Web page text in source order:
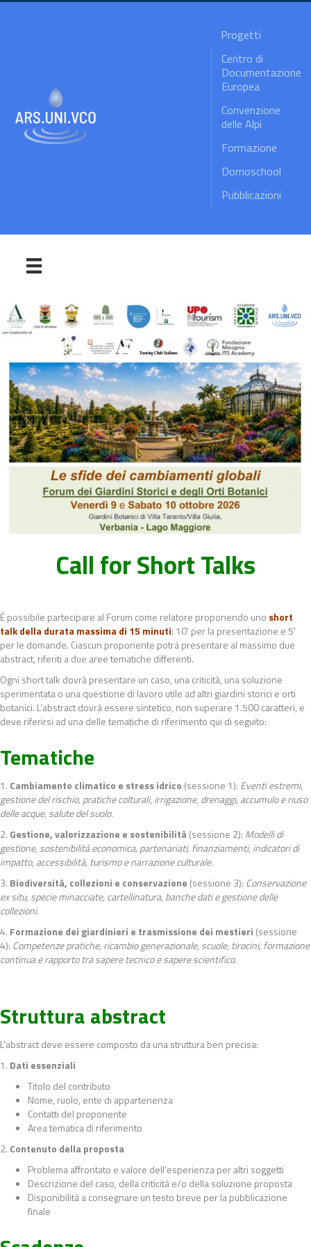
Progetti
Centro di
Documentazione
Europea
Convenzione
delle Alpi
Formazione
Domoschool
Pubblicazioni
Call for Short Talks
È possibile partecipare al Forum come relatore proponendo uno short
talk della durata massima di 15 minuti: 10' per la presentazione e 5'
per le domande. Ciascun proponente potrà presentare al massimo due
abstract, riferiti a due aree tematiche differenti.
Ogni short talk dovrà presentare un caso, una criticità, una soluzione
sperimentata o una questione di lavoro utile ad altri giardini storici e orti
botanici. L’abstract dovrà essere sintetico, non superare 1.500 caratteri, e
deve riferirsi ad una delle tematiche di riferimento qui di seguito:
Tematiche
1. Cambiamento climatico e stress idrico (sessione 1): Eventi estremi,
gestione del rischio, pratiche colturali, irrigazione, drenaggi, accumulo e riuso
delle acque, salute del suolo.
2. Gestione, valorizzazione e sostenibilità(sessione 2): Modelli di
gestione, sostenibilità economica, partenariati, finanziamenti, indicatori di
impatto, accessibilità, turismo e narrazione culturale.
3. Biodiversità, collezioni e conservazione (sessione 3): Conservazione
ex situ, specie minacciate, cartellinatura, banche dati e gestione delle
collezioni.
4. Formazione dei giardinieri e trasmissione dei mestieri (sessione
4): Competenze pratiche, ricambio generazionale, scuole, tirocini, formazione
continua e rapporto tra sapere tecnico e sapere scientifico.
Struttura abstract
L'abstract deve essere composto da una struttura ben precisa:
1. Dati essenziali
Titolo del contributo
Nome, ruolo, ente di appartenenza
Contatti del proponente
Area tematica di riferimento
2. Contenuto della proposta
Problema affrontato e valore dell’esperienza per altri soggetti
Descrizione del caso, della criticità e/o della soluzione proposta
Disponibilità a consegnare un testo breve per la pubblicazione
finale